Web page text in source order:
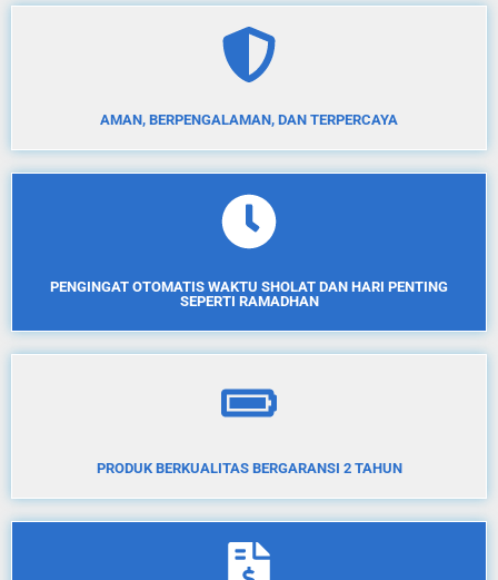
AMAN, BERPENGALAMAN, DAN TERPERCAYA
PENGINGAT OTOMATIS WAKTU SHOLAT DAN HARI PENTING
SEPERTI RAMADHAN
PRODUK BERKUALITAS BERGARANSI 2 TAHUN